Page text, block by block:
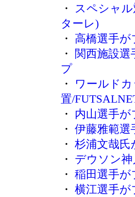
・
スペシャ
ターレ)
・ 高橋選手
・ 関西施設
プ
・
ワールド
置/
・ 内山選手
・ 伊藤雅範
・ 杉浦文哉
・ デウソン
・ 稲田選手
・ 横江選手